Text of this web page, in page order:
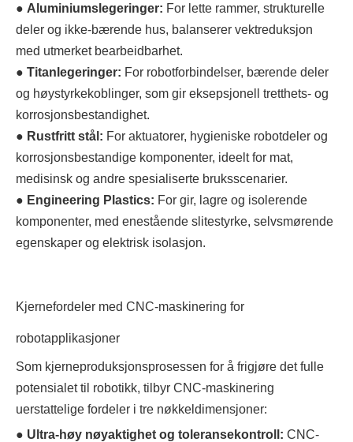
● Aluminiumslegeringer: For lette rammer, strukturelle
deler og ikke-bærende hus, balanserer vektreduksjon
med utmerket bearbeidbarhet.
● Titanlegeringer: For robotforbindelser, bærende deler
og høystyrkekoblinger, som gir eksepsjonell tretthets- og
korrosjonsbestandighet.
● Rustfritt stål: For aktuatorer, hygieniske robotdeler og
korrosjonsbestandige komponenter, ideelt for mat,
medisinsk og andre spesialiserte bruksscenarier.
● Engineering Plastics: For gir, lagre og isolerende
komponenter, med enestående slitestyrke, selvsmørende
egenskaper og elektrisk isolasjon.
Kjernefordeler med CNC-maskinering for
robotapplikasjoner
Som kjerneproduksjonsprosessen for å frigjøre det fulle
potensialet til robotikk, tilbyr CNC-maskinering
uerstattelige fordeler i tre nøkkeldimensjoner:
● Ultra-høy nøyaktighet og toleransekontroll: CNC-